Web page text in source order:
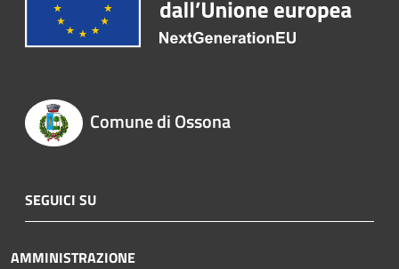
Comune di Ossona
SEGUICI SU
AMMINISTRAZIONE